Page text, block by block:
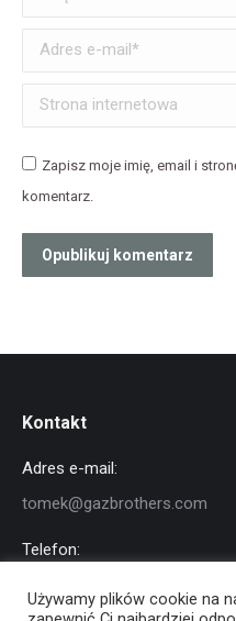
Adres e-mail *
Strona internetowa
Zapisz moje imię, email i
komentarz.
Opublikuj komentarz
Kontakt
Adres e-mail:
tomek@gazbrothers.com
Telefon:
Używamy plików cookie na